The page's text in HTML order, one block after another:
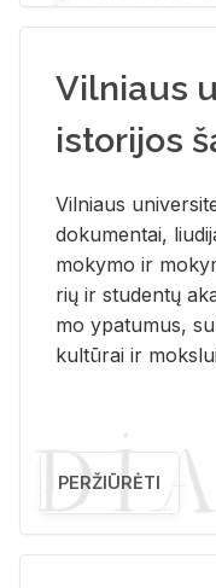
Vilniaus
istorijos
Vil­niaus
do­ku­men­tai,
mo­ky­mo ir
rių ir stu­den­tų
mo ypa­tu­mus,
kul­tū­rai ir
PERŽIŪRĖTI